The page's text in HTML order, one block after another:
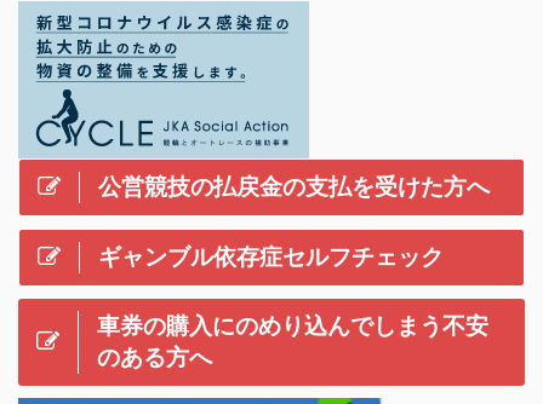
公営競技の払戻金の支払を受けた方へ
ギャンブル依存症セルフチェック
車券の購入にのめり込んでしまう不安
のある方へ